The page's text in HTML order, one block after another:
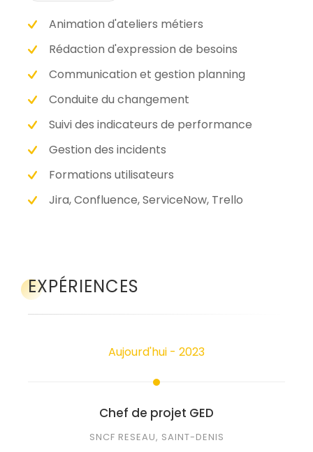
Animation d'ateliers métiers
Rédaction d'expression de besoins
Communication et gestion planning
Conduite du changement
Suivi des indicateurs de performance
Gestion des incidents
Formations utilisateurs
Jira, Confluence, ServiceNow, Trello
EXPÉRIENCES
Aujourd'hui - 2023
Chef de projet GED
SNCF RESEAU, SAINT-DENIS